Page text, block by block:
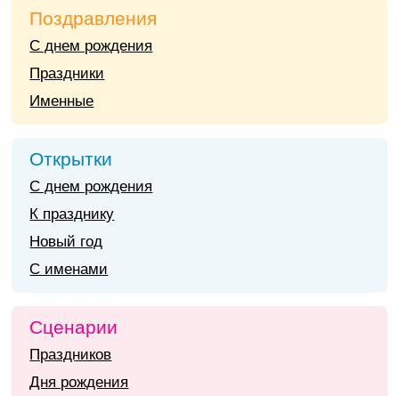
Поздравления
С днем рождения
Праздники
Именные
Открытки
С днем рождения
К празднику
Новый год
С именами
Сценарии
Праздников
Дня рождения